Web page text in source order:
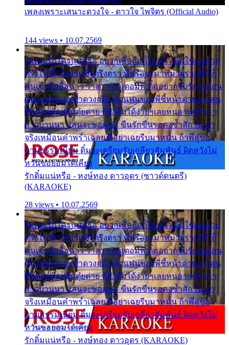
เพลงเพราะเสนาะดวงใจ - ดาวใจ ไพจิตร (Official Audio)
144 views • 10.07.2569
ไม่เคยรักใครแน่หรือ อยากเชื่อถือก็ไม่กล้า ติ๋มใช่คนสวย
ตรึงใจ ติ๋มใช่งามซึ้งตรึงตรา พี่หรือจะมาหมายร่วมชีวี ก็
คนเขาลืออื้อฉาว ว่าสาวๆรุมตอมพี่ ติ๋มอยากรับรักเหมือน
กัน แต่หวั่นจะช้ำดวงฤดี กลัวแฟนของพี่ชี้หน้าด่าทอ ก็คน
ชื่อต๋อยต้อยตุ้มตุ๋ยต่าย พี่ยังลืมได้ง่ายๆเลยหนอ แค่ตัวเรา
สาวบ้านนา แสนจะซอมซ่อ ขืนรักขืนรอคงช้ำสักวัน ถ้า
จริงเหมือนคำพร่ำเฉลย พี่อย่าเฉยรีบมาหมั้น ถ้าพี่สู่ขอ
ตามธรรมเนียม ติ๋มจะเตรียมรับเกลียวสัมพันธ์ ผิดหวังไม่
หวั่นขอยอมได้เคียง
รักติ๋มแน่หรือ - หงษ์ทอง ดาวอุดร (ซาวด์ดนตรี)
(KARAOKE)
28 views • 10.07.2569
ไม่เคยรักใครแน่หรือ อยากเชื่อถือก็ไม่กล้า ติ๋มใช่คนสวย
ตรึงใจ ติ๋มใช่งามซึ้งตรึงตรา พี่หรือจะมาหมายร่วมชีวี ก็
คนเขาลืออื้อฉาว ว่าสาวๆรุมตอมพี่ ติ๋มอยากรับรักเหมือน
กัน แต่หวั่นจะช้ำดวงฤดี กลัวแฟนของพี่ชี้หน้าด่าทอ ก็คน
ชื่อต๋อยต้อยตุ้มตุ๋ยต่าย พี่ยังลืมได้ง่ายๆเลยหนอ แค่ตัวเรา
สาวบ้านนา แสนจะซอมซ่อ ขืนรักขืนรอคงช้ำสักวัน ถ้า
จริงเหมือนคำพร่ำเฉลย พี่อย่าเฉยรีบมาหมั้น ถ้าพี่สู่ขอ
ตามธรรมเนียม ติ๋มจะเตรียมรับเกลียวสัมพันธ์ ผิดหวังไม่
หวั่นขอยอมได้เคียง
รักติ๋มแน่หรือ - หงษ์ทอง ดาวอุดร (KARAOKE)